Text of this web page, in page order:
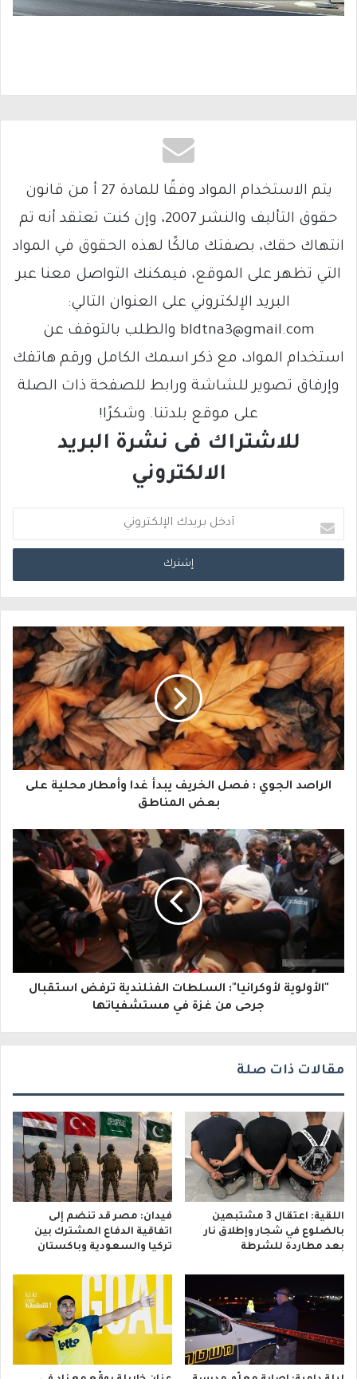
يتم الاستخدام المواد وفقًا للمادة 27 أ من قانون
حقوق التأليف والنشر 2007، وإن كنت تعتقد أنه تم
انتهاك حقك، بصفتك مالكًا لهذه الحقوق في المواد
التي تظهر على الموقع، فيمكنك التواصل معنا عبر
البريد الإلكتروني على العنوان التالي:
bldtna3@gmail.com والطلب بالتوقف عن
استخدام المواد، مع ذكر اسمك الكامل ورقم هاتفك
وإرفاق تصوير للشاشة ورابط للصفحة ذات الصلة
على موقع بلدتنا. وشكرًا!
للاشتراك فى نشرة البريد
الالكتروني
د
خ
ب
ر
ي
د
ك
ا
إ
ل
و
الراصد الجوي : فصل الخريف يبدأ غدا وأمطار محلية على
بعض المناطق
"الأولوية لأوكرانيا": السلطات الفنلندية ترفض استقبال
جرحى من غزة في مستشفياتها
مقالات ذات صلة
اللقية: اعتقال 3 مشتبهين
بالضلوع في شجار وإطلاق نار
بعد مطاردة للشرطة
فيدان: مصر قد تنضم إلى
اتفاقية الدفاع المشترك بين
تركيا والسعودية وباكستان